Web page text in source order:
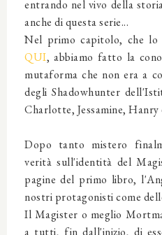
entrando nel vivo della
anche di questa serie...
Nel primo capitolo, che
QUI, abbiamo fatto la
mutaforma che non era a
degli Shadowhunter
Charlotte, Jessamine, Hanry
Dopo tanto mistero
verità sull'identità del
pagine del primo libro,
nostri protagonisti come
Il Magister o meglio
a tutti, fin dall'inizio, di